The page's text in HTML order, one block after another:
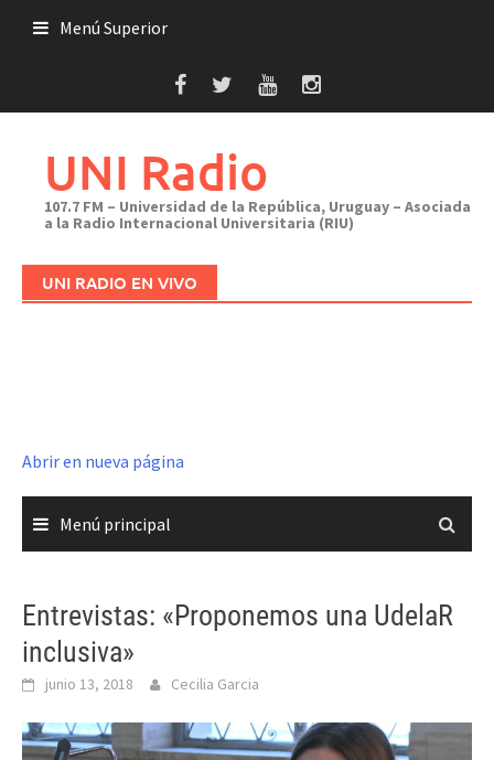
Menú Superior
UNI Radio
107.7 FM – Universidad de la República, Uruguay – Asociada
a la Radio Internacional Universitaria (RIU)
UNI RADIO EN VIVO
Abrir en nueva página
Menú principal
Entrevistas: «Proponemos una UdelaR
inclusiva»
junio 13, 2018 Cecilia Garcia